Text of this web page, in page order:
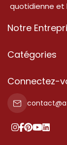
quotidienne et
Notre
À Propos
Conditions
Politique de
Catégories
Propriété
Propriété à
Propriété à louer
Ajoutez votre
Connectez-